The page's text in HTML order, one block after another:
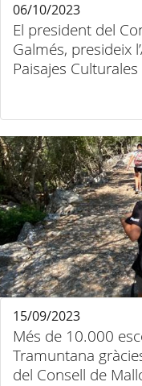
El president del
Galmés, presideix
Paisajes Culturales
06/10/2023
Més de 10.000
Tramuntana
del Consell de
15/09/2023